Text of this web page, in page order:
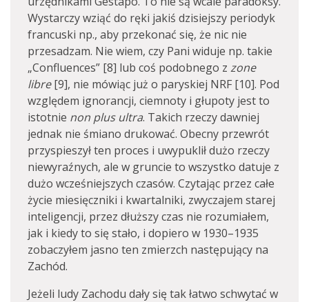
Wystarczy wziąć do ręki jakiś dzisiejszy periodyk
francuski np., aby przekonać się, że nic nie
przesadzam. Nie wiem, czy Pani widuje np. takie
„Confluences” [8] lub coś podobnego z zone
libre[9], nie mówiąc już o paryskiej NRF [10]. Pod
względem ignorancji, ciemnoty i głupoty jest to
istotnie non plus ultra. Takich rzeczy dawniej
jednak nie śmiano drukować. Obecny przewrót
przyspieszył ten proces i uwy­puklił dużo rzeczy
niewyraźnych, ale w gruncie to wszystko datuje z
dużo wcześniejszych czasów. Czytając przez całe
życie miesięczniki i kwartalniki, zwyczajem starej
inteli­gencji, przez dłuższy czas nie rozumiałem,
jak i kiedy to się stało, i dopiero w 1930–1935
zobaczyłem jasno ten zmierzch następujący na
Zachód.
Jeżeli ludy Zachodu dały się tak łatwo schwytać w